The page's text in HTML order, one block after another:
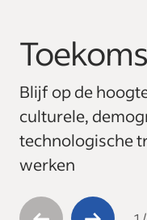
This is a carousel
Blijf op de
culturele,
technologische
werken